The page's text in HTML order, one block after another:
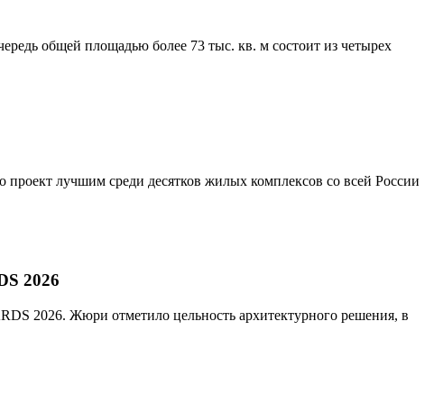
общей площадью более 73 тыс. кв. м состоит из четырех
лучшим среди десятков жилых комплексов со всей России
2026
2026. Жюри отметило цельность архитектурного решения, в